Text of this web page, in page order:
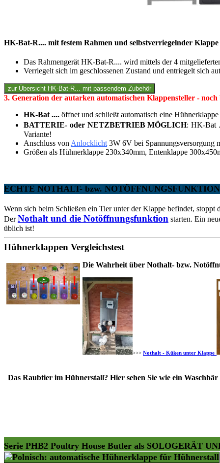
HK-Bat-R.... mit festem Rahmen und selbstverriegelnder
Das Rahmengerät HK-Bat-R.... wird mittels der 4
Verriegelt sich im geschlossenen Zustand und entriegelt sich
3. Generation der autarken automatischen Klappensteller -
HK-Bat .... öffnet und schließt automatisch eine
BATTERIE- oder NETZBETRIEB MÖGLICH: HK-Bat
Variante!
Anschluss von Anlocklicht 3W 6V bei
Größen als Hühnerklappe 230x340mm, Entenklappe
ECHTE NOTHALT- bzw.
Wenn sich beim Schließen ein Tier unter der Klappe befindet,
DerNothalt und die Notöffnungsfunktion starten. Ein
üblich ist!
Hühnerklappen Vergleichstest
Die Wahrheit über Nothalt- bzw.
>>> Nothalt - Küken unter Klappe
Das Raubtier im Hühnerstall? Hier sehen Sie wie ein
Serie PHB2 Poultry House Butler als SOLOGERÄT